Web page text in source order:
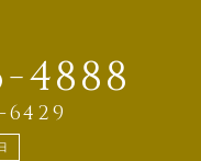
4888
6429